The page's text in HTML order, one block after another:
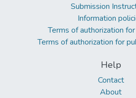
Submission
Information
Terms of authorization
Terms of authorization for
Help
Contact
About